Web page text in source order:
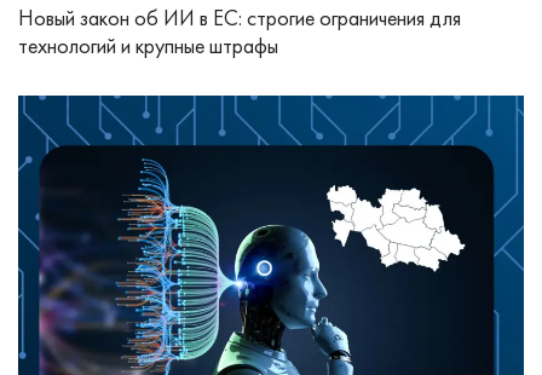
Новый закон об ИИ в ЕС: строгие ограничения для
технологий и крупные штрафы